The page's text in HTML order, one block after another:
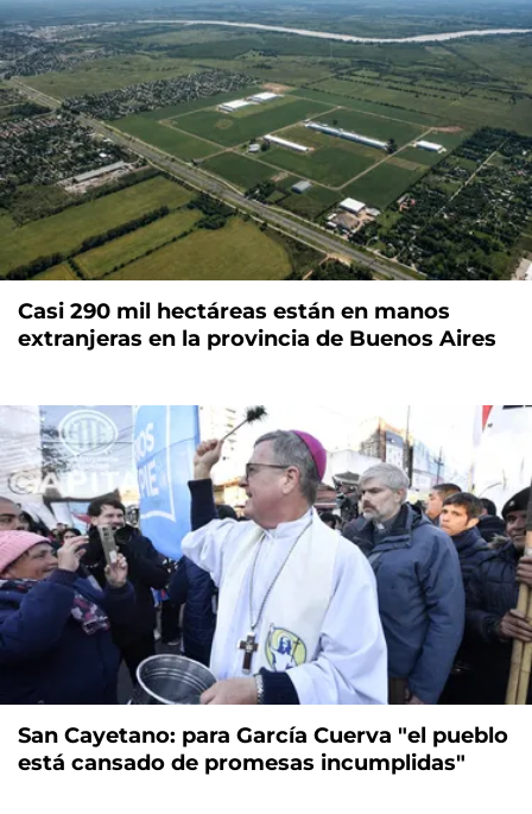
Casi 290 mil hectáreas están en manos
extranjeras en la provincia de Buenos Aires
San Cayetano: para García Cuerva "el pueblo
está cansado de promesas incumplidas"